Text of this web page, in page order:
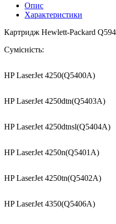
Опис
Характеристики
Картридж Hewlett-Packard
Сумісність:
HP LaserJet 4250(Q5400A)
HP LaserJet 4250dtn(Q5403A)
HP LaserJet 4250dtnsl(Q5404A)
HP LaserJet 4250n(Q5401A)
HP LaserJet 4250tn(Q5402A)
HP LaserJet 4350(Q5406A)